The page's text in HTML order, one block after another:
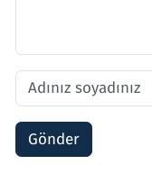
Gönder